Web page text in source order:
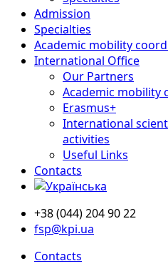
Admission
Specialties
Academic mobility
International Office
Our Partners
Academic mobility
Erasmus+
International
activities
Useful Links
Contacts
+38 (044) 204 90 22
fsp@kpi.ua
Contacts